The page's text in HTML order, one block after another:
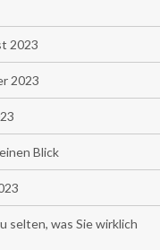
2023
2023
Blick
selten, was Sie wirklich